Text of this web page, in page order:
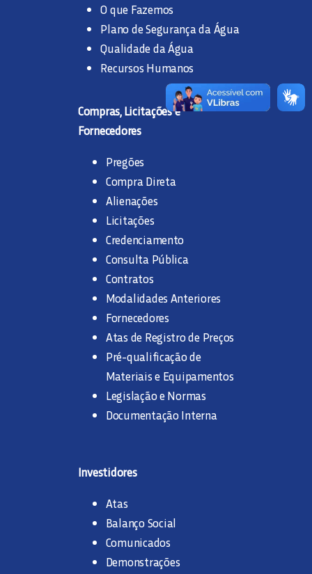
O que Fazemos
Plano de Segurança da Água
Qualidade da Água
Recursos Humanos
Compras, Licitações e
Fornecedores
Pregões
Compra Direta
Alienações
Licitações
Credenciamento
Consulta Pública
Contratos
Modalidades Anteriores
Fornecedores
Atas de Registro de Preços
Pré-qualificação de
Materiais e Equipamentos
Legislação e Normas
Documentação Interna
Investidores
Atas
Balanço Social
Comunicados
Demonstrações